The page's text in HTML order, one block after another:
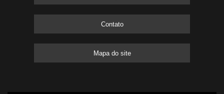
Contato
Mapa do site